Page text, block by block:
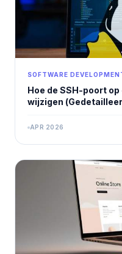
SOFTWARE
Hoe de SSH-poort
wijzigen
APR 2026